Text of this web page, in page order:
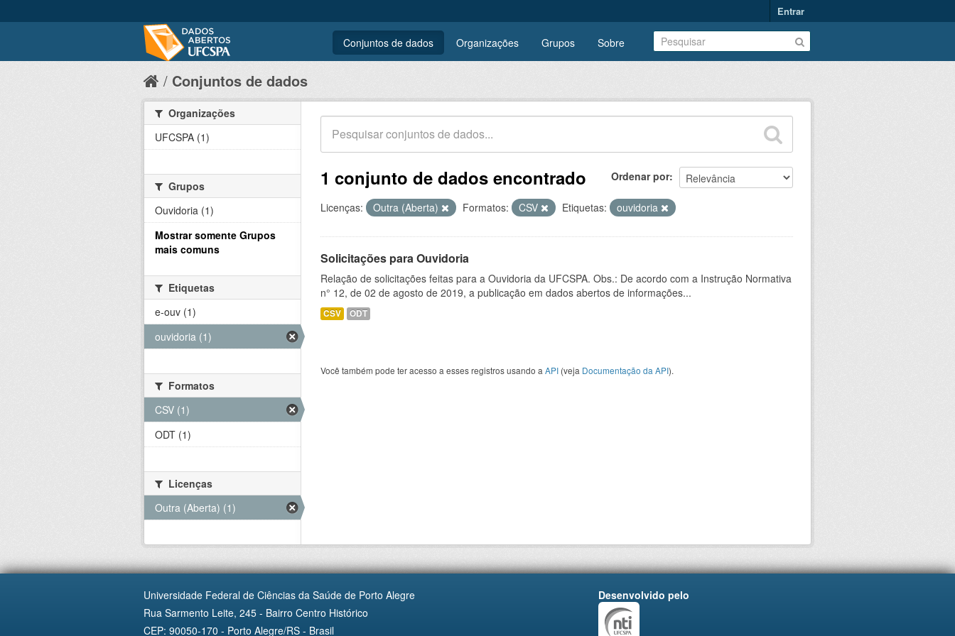
Entrar
Conjuntos de dados Organizações Grupos Sobre
Conjuntos de dados
Ordenar por
1 conjunto de dados encontrado
Licenças: Outra (Aberta) Formatos: CSV Etiquetas: ouvidoria
Solicitações para Ouvidoria
Relação de solicitações feitas para a Ouvidoria da UFCSPA. Obs.: De acordo com a Instrução Normativa
n° 12, de 02 de agosto de 2019, a publicação em dados abertos de informações...
CSV ODT
Você também pode ter acesso a esses registros usando a API (veja Documentação da API).
Organizações
UFCSPA (1)
Grupos
Ouvidoria (1)
Mostrar somente Grupos
mais comuns
Etiquetas
e-ouv (1)
ouvidoria (1)
Formatos
CSV (1)
ODT (1)
Licenças
Outra (Aberta) (1)
Universidade Federal de Ciências da Saúde de Porto Alegre
Rua Sarmento Leite, 245 - Bairro Centro Histórico
CEP: 90050-170 - Porto Alegre/RS - Brasil
Desenvolvido pelo